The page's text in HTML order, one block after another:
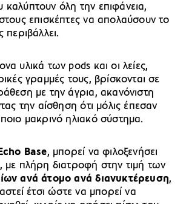
όλη την επιφάνεια,
επισκέπτες να απολαύσουν το
περιβάλλει.
υλικά των pods και οι λείες,
γραμμές τους, βρίσκονται σε
με την άγρια, ακανόνιστη
την αίσθηση ότι μόλις έπεσαν
μακρινό ηλιακό σύστημα.
Echo Base, μπορεί να φιλοξενήσει
, με πλήρη διατροφή στην τιμή των
ανά άτομο ανά διανυκτέρευση,
έτσι ώστε να μπορεί να